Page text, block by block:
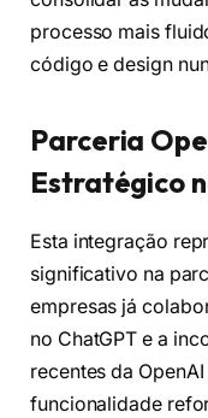
processo mais
código e design
Parceria
Estratégico
Esta integração
significativo na
empresas já
no ChatGPT e a
recentes da
funcionalidade